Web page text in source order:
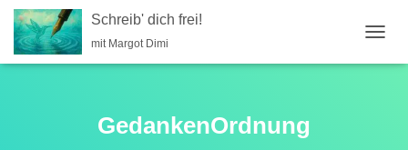
Schreib' dich frei!
mit Margot Dimi
GedankenOrdnung